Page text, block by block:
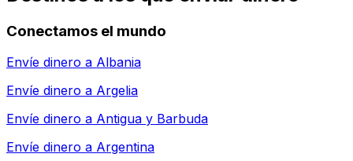
Conectamos el mundo
Envíe dinero a Albania
Envíe dinero a Argelia
Envíe dinero a Antigua y Barbuda
Envíe dinero a Argentina